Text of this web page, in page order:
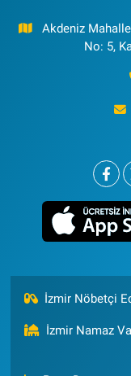
Akdeniz
No: 5,
İzmir Nöbetçi
İzmir Namaz